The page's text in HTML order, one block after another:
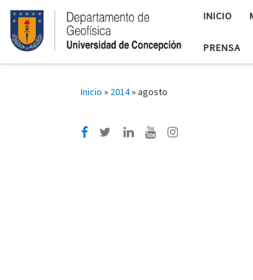
INICIO
PRENSA
Inicio » 2014»agosto